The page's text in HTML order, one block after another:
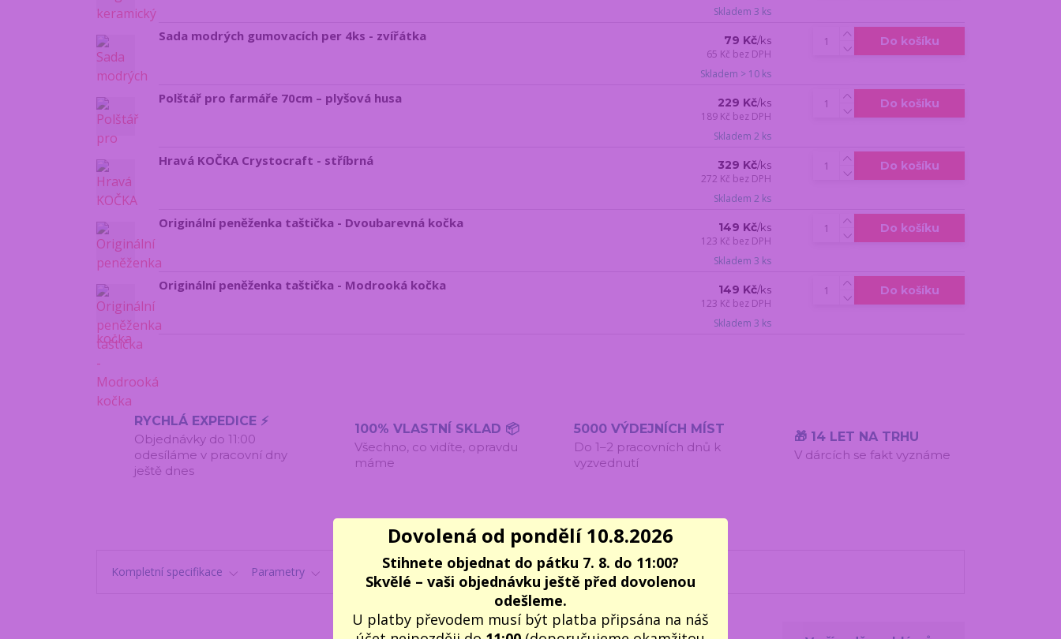
Skladem 3 ks
Sada modrých gumovacích per 4ks - zvířátka 79 Kč/ks
65 Kč bez DPH
Skladem > 10 ks
Do košíku
Polštář pro farmáře 70cm – plyšová husa 229 Kč/ks
189 Kč bez DPH
Skladem 2 ks
Do košíku
Hravá KOČKA Crystocraft - stříbrná 329 Kč/ks
272 Kč bez DPH
Skladem 2 ks
Do košíku
Originální peněženka taštička - Dvoubarevná kočka 149 Kč/ks
123 Kč bez DPH
Skladem 3 ks
Do košíku
Originální peněženka taštička - Modrooká kočka 149 Kč/ks
123 Kč bez DPH
Skladem 3 ks
Do košíku
RYCHLÁ EXPEDICE ⚡
Objednávky do 11:00
odesíláme v pracovní dny
ještě dnes
100% VLASTNÍ SKLAD 📦
Všechno, co vidíte, opravdu
máme
5000 VÝDEJNÍCH MÍST
Do 1–2 pracovních dnů k
vyzvednutí
🎁 14 LET NA TRHU
V dárcích se fakt vyznáme
Kompletní specifikace Parametry Komentáře 0 Inspirace na další dárky 8
Dovolená od pondělí 10.8.2026
Stihnete objednat do pátku 7. 8. do 11:00?
Skvělé – vaši objednávku ještě před dovolenou
odešleme.
U platby převodem musí být platba připsána na náš